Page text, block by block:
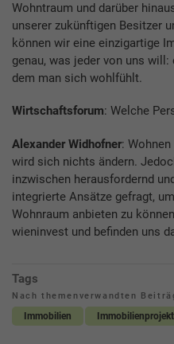
Wohntraum und darüber
unserer zukünftigen Besitzer
können wir eine einzigartige
genau, was jeder von uns
dem man sich wohlfühlt.
Wirtschaftsforum: Welche
Alexander Widhofner:
wird sich nichts ändern.
inzwischen herausfordernd
integrierte Ansätze gefragt,
Wohnraum anbieten zu
wieninvest und befinden uns
Tags
Nach themenverwandten
Immobilien